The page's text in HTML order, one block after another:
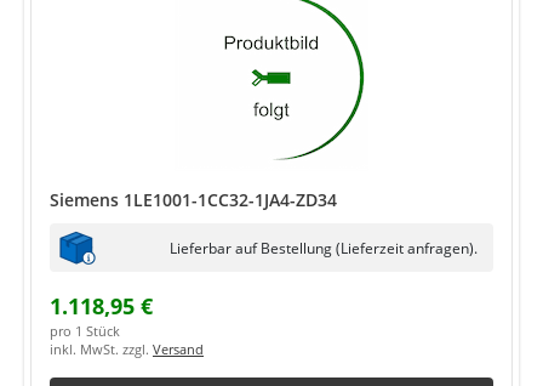
Siemens 1LE1001-1CC32-1JA4-ZD34
Lieferbar auf Bestellung (Lieferzeit anfragen).
1.118,95 €
pro 1 Stück
inkl. MwSt. zzgl. Versand